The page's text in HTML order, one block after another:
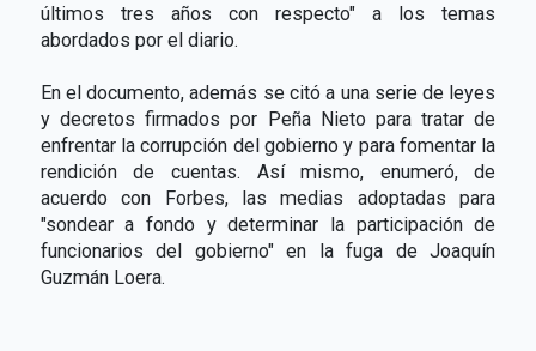
últimos tres años con respecto" a los temas
abordados por el diario.
En el documento, además se citó a una serie de leyes
y decretos firmados por Peña Nieto para tratar de
enfrentar la corrupción del gobierno y para fomentar la
rendición de cuentas. Así mismo, enumeró, de
acuerdo con Forbes, las medias adoptadas para
"sondear a fondo y determinar la participación de
funcionarios del gobierno" en la fuga de Joaquín
Guzmán Loera.